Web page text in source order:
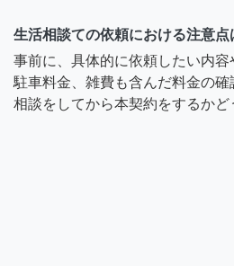
生活相談ての依頼における注意点
事前に、具体的に依頼したい内
駐車料金、雑費も含んだ料金の確
相談をしてから本契約をするかど